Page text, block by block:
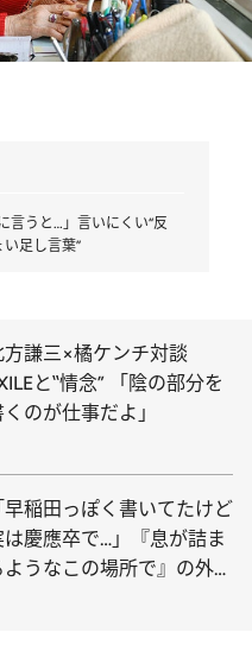
言うと…」言いにくい“反
足し言葉”
方謙三×橘ケンチ対談
と‟情念” 「陰の部分を
のが仕事だよ」
早稲田っぽく書いてたけど
は慶應卒で…」『息が詰ま
ようなこの場所で』の外山